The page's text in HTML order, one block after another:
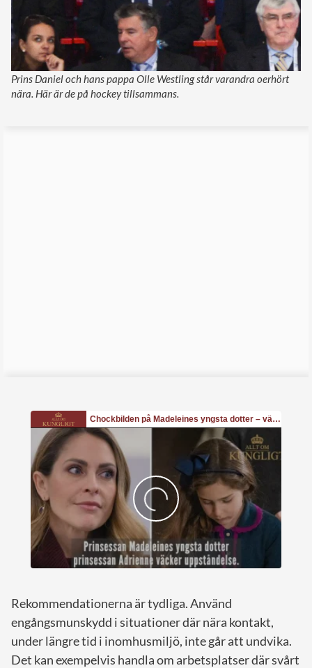
Prins Daniel och hans pappa Olle Westling står varandra oerhört
nära. Här är de på hockey tillsammans.
Rekommendationerna är tydliga. Använd
engångsmunskydd i situationer där nära kontakt,
under längre tid i inomhusmiljö, inte går att undvika.
Det kan exempelvis handla om arbetsplatser där svårt